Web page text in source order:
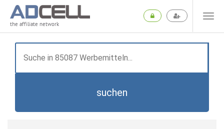
the affiliate network
suchen